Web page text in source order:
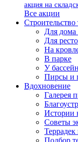
акция на
Все акции
Строительство
Для дома
Для
На
В парке
У
Пирсы и
Вдохновение
Галерея
Истории
Советы
Подбор